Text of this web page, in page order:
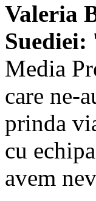
Valeria
Suediei:
Media
care ne-
prinda
cu
avem